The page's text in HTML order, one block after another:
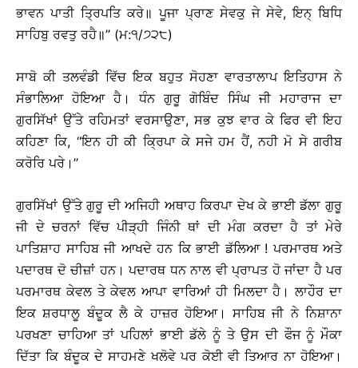
ਭਾਵਨ ਪਾਤੀ ਤ੍ਰਿਪਤਿ ਕਰੇ॥ ਪੂਜਾ ਪ੍ਰਾਣ ਸੇਵਕੁ ਜੇ ਸੇਵੇ, ਇਨ੍ ਬਿਧਿ
ਸਾਹਿਬੁ ਰਵਤੁ ਰਹੈ॥’’ (ਮ:੧/੭੨੮)
ਸਾਬੋ ਕੀ ਤਲਵੰਡੀ ਵਿੱਚ ਇਕ ਬਹੁਤ ਸੋਹਣਾ ਵਾਰਤਾਲਾਪ ਇਤਿਹਾਸ ਨੇ
ਸੰਭਾਲਿਆ ਹੋਇਆ ਹੈ। ਧੰਨ ਗੁਰੂ ਗੋਬਿੰਦ ਸਿੰਘ ਜੀ ਮਹਾਰਾਜ ਦਾ
ਗੁਰਸਿੱਖਾਂ ਉੱਤੇ ਰਹਿਮਤਾਂ ਵਰਸਾਉਣਾ, ਸਭ ਕੁਝ ਵਾਰ ਕੇ ਫਿਰ ਵੀ ਇਹ
ਕਹਿਣਾ ਕਿ, ‘‘ਇਨ ਹੀ ਕੀ ਕ੍ਰਿਪਾ ਕੇ ਸਜੇ ਹਮ ਹੈਂ, ਨਹੀ ਮੋ ਸੇ ਗਰੀਬ
ਕਰੋਰਿ ਪਰੇ।’’
ਗੁਰਸਿੱਖਾਂ ਉੱਤੇ ਗੁਰੂ ਦੀ ਅਜਿਹੀ ਅਥਾਹ ਕਿਰਪਾ ਦੇਖ ਕੇ ਭਾਈ ਡੱਲਾ ਗੁਰੂ
ਜੀ ਦੇ ਚਰਨਾਂ ਵਿੱਚ ਪੀੜ੍ਹੀ ਜਿੰਨੀ ਥਾਂ ਦੀ ਮੰਗ ਕਰਦਾ ਹੈ ਤਾਂ ਮੇਰੇ
ਪਾਤਿਸ਼ਾਹ ਸਾਹਿਬ ਜੀ ਆਖਦੇ ਹਨ ਕਿ ਭਾਈ ਡੱਲਿਆ ! ਪਰਮਾਰਥ ਅਤੇ
ਪਦਾਰਥ ਦੋ ਚੀਜ਼ਾਂ ਹਨ। ਪਦਾਰਥ ਧਨ ਨਾਲ ਵੀ ਪ੍ਰਾਪਤ ਹੋ ਜਾਂਦਾ ਹੈ ਪਰ
ਪਰਮਾਰਥ ਕੇਵਲ ਤੇ ਕੇਵਲ ਆਪਾ ਵਾਰਿਆਂ ਹੀ ਮਿਲਦਾ ਹੈ। ਲਾਹੌਰ ਦਾ
ਇਕ ਸ਼ਰਧਾਲੂ ਬੰਦੂਕ ਲੈ ਕੇ ਹਾਜ਼ਰ ਹੋਇਆ। ਸਾਹਿਬ ਜੀ ਨੇ ਨਿਸ਼ਾਨਾ
ਪਰਖਣਾ ਚਾਹਿਆ ਤਾਂ ਪਹਿਲਾਂ ਭਾਈ ਡੱਲੇ ਨੂੰ ਤੇ ਉਸ ਦੀ ਫੌਜ ਨੂੰ ਮੌਕਾ
ਦਿੱਤਾ ਕਿ ਬੰਦੂਕ ਦੇ ਸਾਹਮਣੇ ਖਲੋਵੇ ਪਰ ਕੋਈ ਵੀ ਤਿਆਰ ਨਾ ਹੋਇਆ।